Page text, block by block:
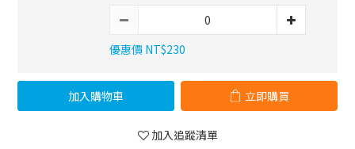
優惠價 NT$230
加入購物車 立即購買
加入追蹤清單